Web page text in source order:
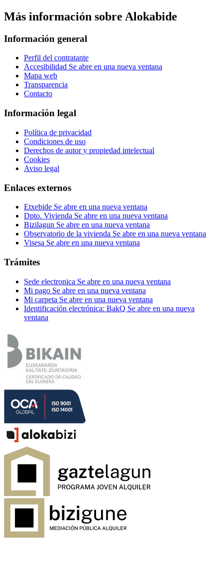
Más información sobre Alokabide
Información general
Perfil del contratante
Accesibilidad Se abre en una nueva ventana
Mapa web
Transparencia
Contacto
Información legal
Política de privacidad
Condiciones de uso
Derechos de autor y propiedad intelectual
Cookies
Aviso legal
Enlaces externos
Etxebide Se abre en una nueva ventana
Dpto. Vivienda Se abre en una nueva ventana
Bizilagun Se abre en una nueva ventana
Observatorio de la vivienda Se abre en una nueva ventana
Visesa Se abre en una nueva ventana
Trámites
Sede electronica Se abre en una nueva ventana
Mi pago Se abre en una nueva ventana
Mi carpeta Se abre en una nueva ventana
Identificación electrónica: BakQ Se abre en una nueva
ventana